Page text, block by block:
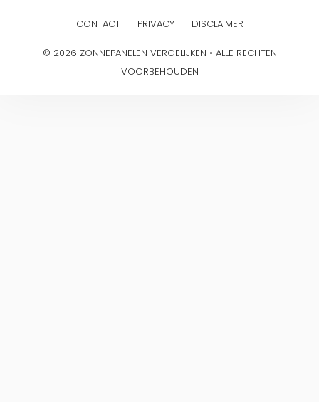
CONTACT PRIVACY DISCLAIMER
© 2026 ZONNEPANELEN VERGELIJKEN • ALLE RECHTEN
VOORBEHOUDEN